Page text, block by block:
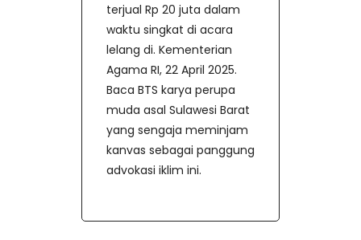
terjual Rp 20 juta dalam
waktu singkat di acara
lelang di. Kementerian
Agama RI, 22 April 2025.
Baca BTS karya perupa
muda asal Sulawesi Barat
yang sengaja meminjam
kanvas sebagai panggung
advokasi iklim ini.